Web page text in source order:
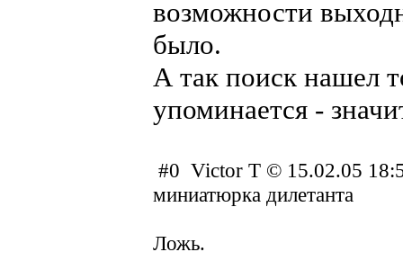
возможности
было.
А так поиск нашел
упоминается -
#0 Victor T © 15.02.05
миниатюрка дилетанта
Ложь.